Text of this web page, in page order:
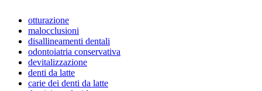
otturazione
malocclusioni
disallineamenti dentali
odontoiatria conservativa
devitalizzazione
denti da latte
carie dei denti da latte